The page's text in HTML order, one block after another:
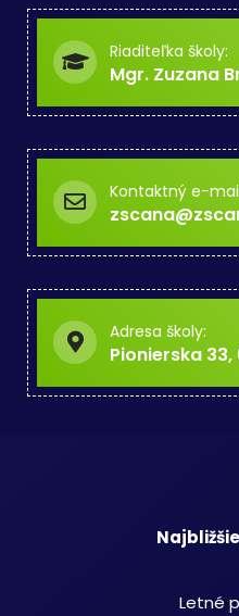
Riaditeľka školy:
Mgr. Zuzana
Kontaktný e-
Adresa školy:
Pionierska
Letné